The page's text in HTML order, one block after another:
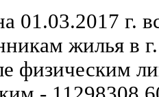
01.03.2017 г.
жилья в
физическим